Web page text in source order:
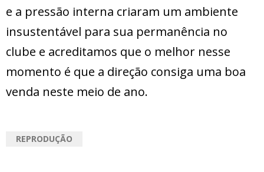
e a pressão interna criaram um ambiente
insustentável para sua permanência no
clube e acreditamos que o melhor nesse
momento é que a direção consiga uma boa
venda neste meio de ano.
REPRODUÇÃO